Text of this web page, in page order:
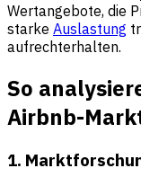
Wertangebote, die
starke Auslastung
aufrechterhalten.
So
Airbnb-
1.